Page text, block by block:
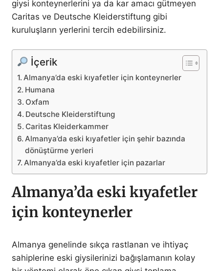
giysi konteynerlerini ya da kar amacı gütmeyen
Caritas ve Deutsche Kleiderstiftung gibi
kuruluşların yerlerini tercih edebilirsiniz.
İçerik
Almanya’da eski kıyafetler için konteynerler
Humana
Oxfam
Deutsche Kleiderstiftung
Caritas Kleiderkammer
Almanya’da eski kıyafetler için şehir bazında
dönüştürme yerleri
Almanya’da eski kıyafetler için pazarlar
Almanya’da eski kıyafetler
için konteynerler
Almanya genelinde sıkça rastlanan ve ihtiyaç
sahiplerine eski giysilerinizi bağışlamanın kolay